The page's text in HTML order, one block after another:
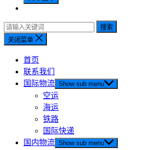
搜索
关闭菜单
首页
联系我们
国际物流 Show sub menu
空运
海运
铁路
国际快递
国内物流 Show sub menu